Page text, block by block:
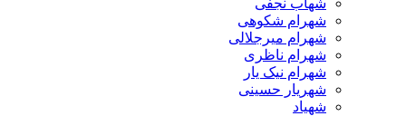
شهرام شکوهی
شهرام میرجلالی
شهرام ناظری
شهرام نیک یار
شهریار حسینی
شهیاد